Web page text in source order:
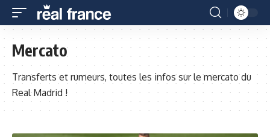
Mercato
Transferts et rumeurs, toutes les infos sur le mercato du
Real Madrid !